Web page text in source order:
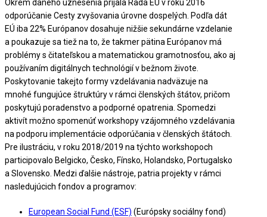
Okrem daného uznesenia prijala Rada EÚ v roku 2016
odporúčanie Cesty zvyšovania úrovne dospelých. Podľa dát
EÚ iba 22% Európanov dosahuje nižšie sekundárne vzdelanie
a poukazuje sa tiež na to, že takmer pätina Európanov má
problémy s čitateľskou a matematickou gramotnosťou, ako aj
používaním digitálnych technológií v bežnom živote.
Poskytovanie takejto formy vzdelávania nadväzuje na
mnohé fungujúce štruktúry v rámci členských štátov, pričom
poskytujú poradenstvo a podporné opatrenia. Spomedzi
aktivít možno spomenúť workshopy vzájomného vzdelávania
na podporu implementácie odporúčania v členských štátoch.
Pre ilustráciu, v roku 2018/2019 na týchto workshopoch
participovalo Belgicko, Česko, Fínsko, Holandsko, Portugalsko
a Slovensko. Medzi ďalšie nástroje, patria projekty v rámci
nasledujúcich fondov a programov:
European Social Fund (ESF) (Európsky sociálny fond)